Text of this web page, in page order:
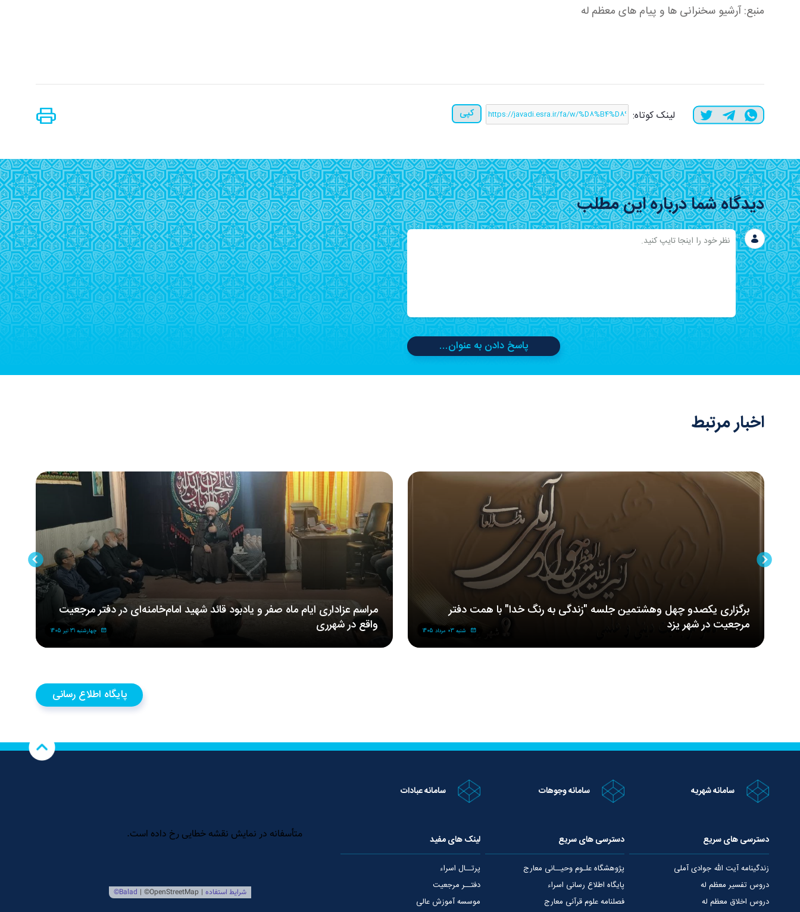
منبع: آرشیو سخنرانی ها و پیام های معظم له
لینک کوتاه: کپی
دیدگاه شما درباره این مطلب
پاسخ دادن به عنوان...
اخبار مرتبط
برگزاری یکصدو چهل وهشتمین جلسه "زندگی به رنگ خدا" با همت دفتر
مرجعیت در شهر یزد
شنبه 03 مرداد 1405
مراسم‌ عزاداری‌ ایام ماه صفر و یادبود قائد شهید امام‌خامنه‌ای در دفتر مرجعیت
واقع در شهرری
چهارشنبه 31 تیر 1405
پایگاه اطلاع رسانی
سامانه شهریه سامانه وجوهات سامانه عبادات
دسترسی های سریع
زندگینامه آیت الله جوادی آملی
دروس تفسیر معظم له
دروس اخلاق معظم له
دسترسی های سریع
پژوهشگاه علـوم وحیــانی معارج
پایگاه اطلاع رسانی اسراء
فصلنامه علوم قرآنی معارج
لینک های مفید
پرتــال اسراء
دفتــر مرجعیت
موسسه آموزش عالی